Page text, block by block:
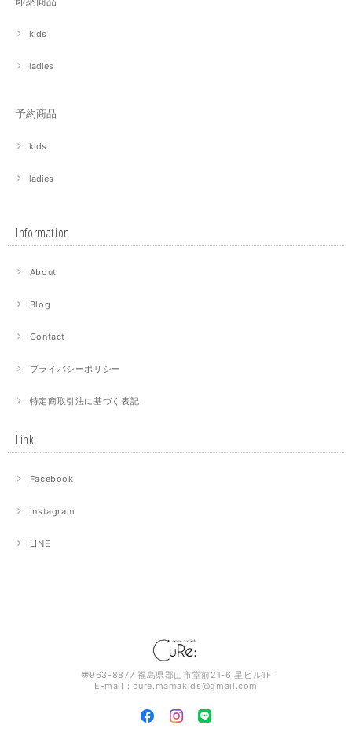
kids
ladies
予約商品
kids
ladies
Information
About
Blog
Contact
プライバシーポリシー
特定商取引法に基づく表記
Link
Facebook
Instagram
LINE
〠963-8877 福島県郡山市堂前21-6 星ビル1F
E-mail：cure.mamakids@gmail.com